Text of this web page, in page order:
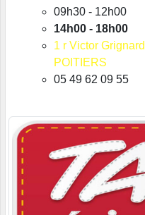
09h30 - 12h00
14h00 - 18h00
1 r Victor Grignard
POITIERS
05 49 62 09 55